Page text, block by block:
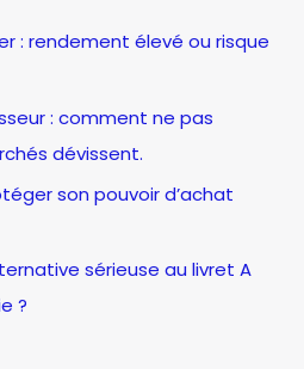
: rendement élevé ou risque
: comment ne pas
dévissent.
son pouvoir d’achat
sérieuse au livret A
?